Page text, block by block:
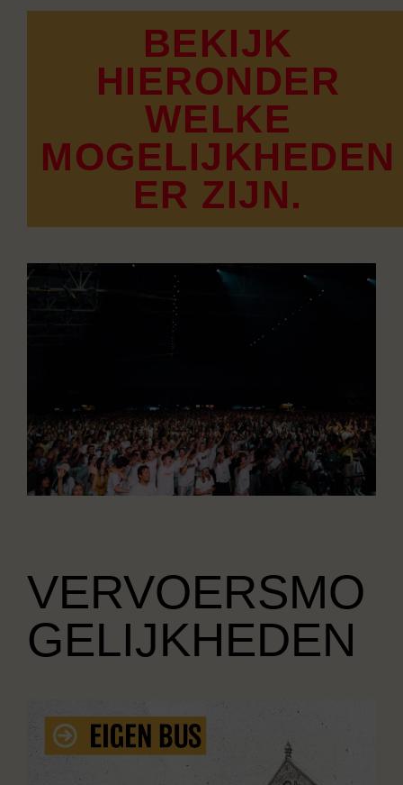
BEKIJK
HIERONDER
WELKE
MOGELIJKHEDEN
ER ZIJN.
VERVOERSMO
GELIJKHEDEN